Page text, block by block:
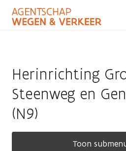
naar
Herinrichting
Steenweg en
(N9)
Toon